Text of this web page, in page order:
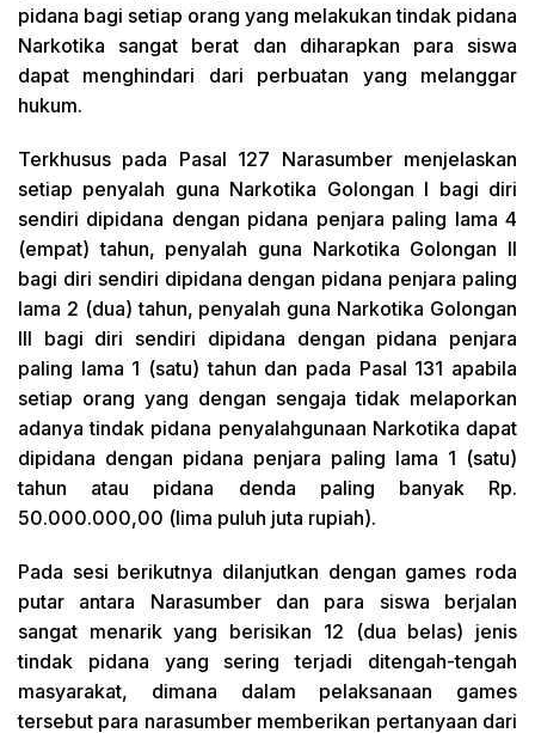
pidana bagi setiap orang yang melakukan tindak pidana
Narkotika sangat berat dan diharapkan para siswa
dapat menghindari dari perbuatan yang melanggar
hukum.
Terkhusus pada Pasal 127 Narasumber menjelaskan
setiap penyalah guna Narkotika Golongan I bagi diri
sendiri dipidana dengan pidana penjara paling lama 4
(empat) tahun, penyalah guna Narkotika Golongan II
bagi diri sendiri dipidana dengan pidana penjara paling
lama 2 (dua) tahun, penyalah guna Narkotika Golongan
III bagi diri sendiri dipidana dengan pidana penjara
paling lama 1 (satu) tahun dan pada Pasal 131 apabila
setiap orang yang dengan sengaja tidak melaporkan
adanya tindak pidana penyalahgunaan Narkotika dapat
dipidana dengan pidana penjara paling lama 1 (satu)
tahun atau pidana denda paling banyak Rp.
50.000.000,00 (lima puluh juta rupiah).
Pada sesi berikutnya dilanjutkan dengan games roda
putar antara Narasumber dan para siswa berjalan
sangat menarik yang berisikan 12 (dua belas) jenis
tindak pidana yang sering terjadi ditengah-tengah
masyarakat, dimana dalam pelaksanaan games
tersebut para narasumber memberikan pertanyaan dari